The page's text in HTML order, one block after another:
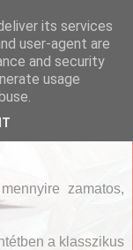
zamatos,
a klasszikus
its services
user-agent are
and security
usage